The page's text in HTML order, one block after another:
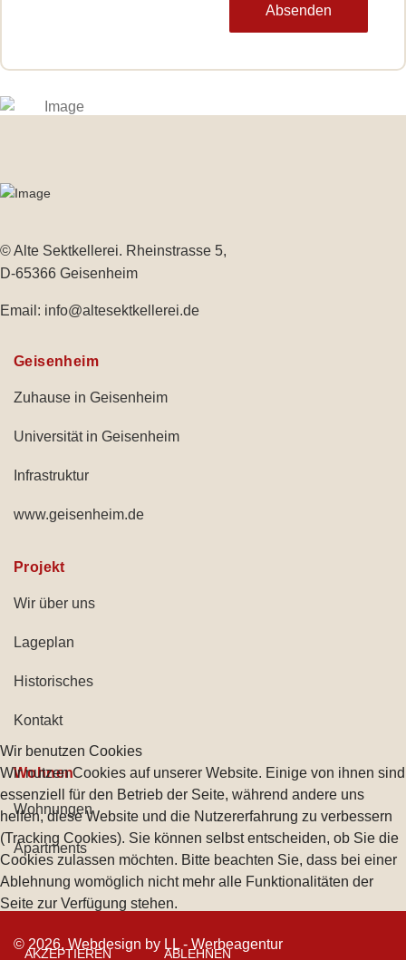
Absenden
© Alte Sektkellerei. Rheinstrasse 5,
D-65366 Geisenheim
Email: info@altesektkellerei.de
Geisenheim
Zuhause in Geisenheim
Universität in Geisenheim
Infrastruktur
www.geisenheim.de
Projekt
Wir über uns
Lageplan
Historisches
Kontakt
Wohnen
Wohnungen
Apartments
© 2026, Webdesign by LL - Werbeagentur
Wir benutzen Cookies
Wir nutzen Cookies auf unserer Website. Einige von ihnen sind
essenziell für den Betrieb der Seite, während andere uns
helfen, diese Website und die Nutzererfahrung zu verbessern
(Tracking Cookies). Sie können selbst entscheiden, ob Sie die
Cookies zulassen möchten. Bitte beachten Sie, dass bei einer
Ablehnung womöglich nicht mehr alle Funktionalitäten der
Seite zur Verfügung stehen.
AKZEPTIEREN ABLEHNEN